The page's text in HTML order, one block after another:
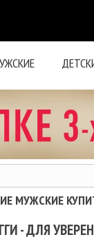
МУЖСКИЕ
- ДЛЯ